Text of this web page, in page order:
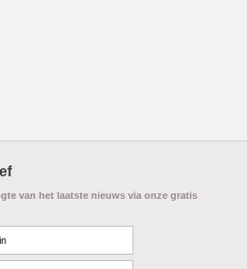
van het laatste nieuws via onze gratis